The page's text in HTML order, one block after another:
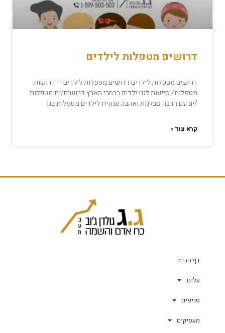
דרושים מטפלות לילדים
דרושים מטפלות לילדים דרושים מטפלות לילדים – דרושות
מטפלות/ סייעות לגני ילדים ברחבי הארץ דרושים/ות מטפלות
/ים עם הרבה סבלנות ואהבה ענקית לילדים מטפלות בגן
קרא עוד »
דף הבית
עלינו
סניפים
מעסיקים